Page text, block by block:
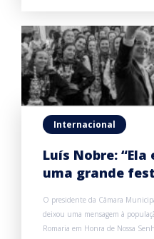
Internacional
Luís Nobre:
uma grande
O presidente da Câmara
deixou uma mensagem à
Romaria em Honra de Nossa